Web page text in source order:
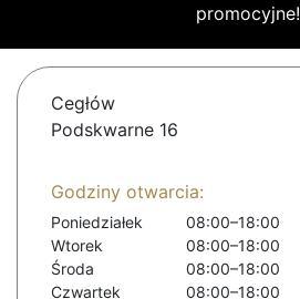
promocyjne!
Cegłów
Podskwarne 16
Godziny otwarcia:
Poniedziałek
08:00–18:00
Wtorek
08:00–18:00
Środa
08:00–18:00
Czwartek
08:00–18:00